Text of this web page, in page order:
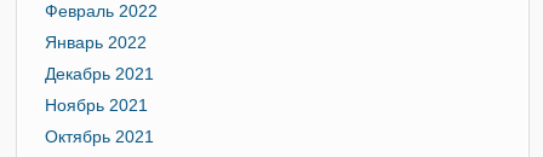
Февраль 2022
Январь 2022
Декабрь 2021
Ноябрь 2021
Октябрь 2021